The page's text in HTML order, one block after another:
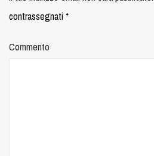
contrassegnati*
Commento